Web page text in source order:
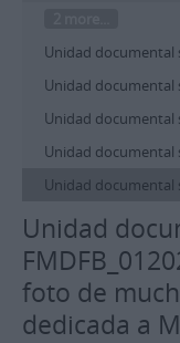
Unidad documental
Unidad documental
Unidad documental
Unidad documental
Unidad documental
Unidad
foto de
dedicada a